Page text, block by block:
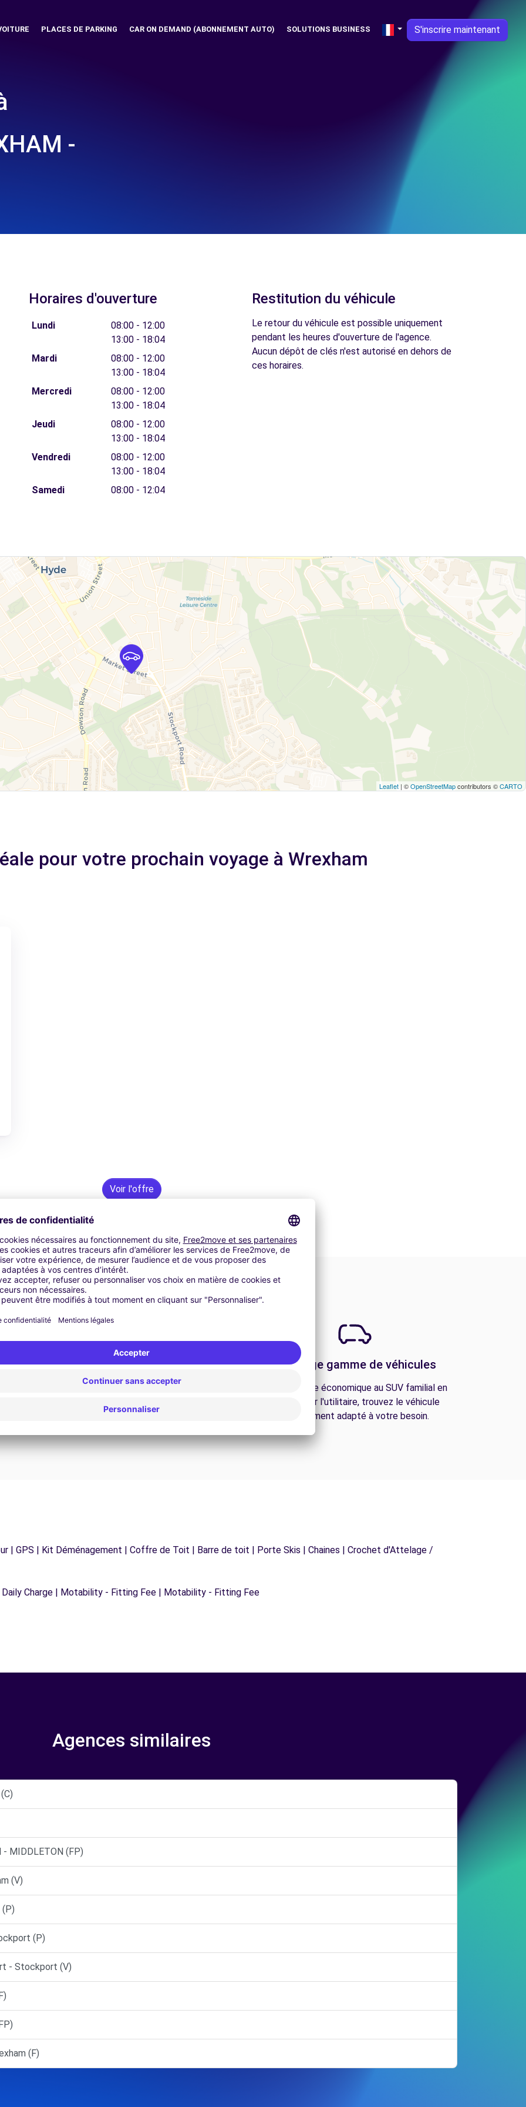
PLACES DE PARKING CAR ON DEMAND (ABONNEMENT AUTO) SOLUTIONS BUSINESS S'inscrire maintenant
-
Horaires d'ouverture
Lundi
08:00 - 12:00
13:00 - 18:04
Mardi
08:00 - 12:00
13:00 - 18:04
Mercredi
08:00 - 12:00
13:00 - 18:04
Jeudi
08:00 - 12:00
13:00 - 18:04
Vendredi
08:00 - 12:00
13:00 - 18:04
Samedi
08:00 - 12:04
Restitution du véhicule
Le retour du véhicule est possible uniquement
pendant les heures d'ouverture de l'agence.
Aucun dépôt de clés n'est autorisé en dehors de
ces horaires.
Leaflet | ©OpenStreetMapcontributors ©CARTO
pour votre prochain voyage à Wrexham
Voir l'offre
Assistance 24h/24 et 7j/7
Un problème sur la route ? Notre service
vous garantir un voyage sans interruption.
Une large gamme de véhicules
De la citadine économique au SUV familial en
passant par l'utilitaire, trouvez le véhicule
parfaitement adapté à votre besoin.
| GPS | Kit Déménagement | Coffre de Toit | Barre de toit | Porte Skis | Chaines | Crochet d'Attelage /
Charge | Motability - Fitting Fee | Motability - Fitting Fee
Agences similaires
MIDDLETON (FP)
(V)
(P)
(P)
- Stockport (V)
(F)